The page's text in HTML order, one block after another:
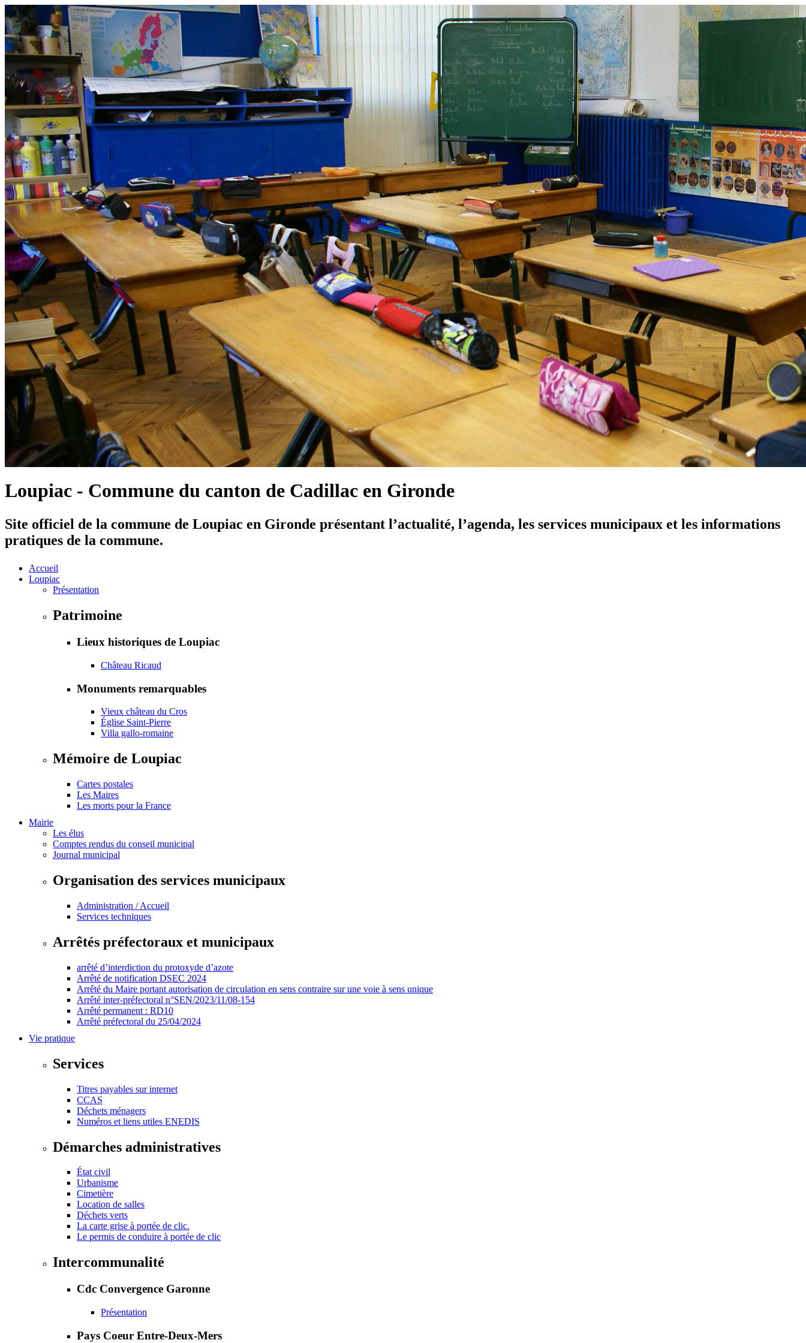
Loupiac - Commune du canton de Cadillac en Gironde
Site officiel de la commune de Loupiac en Gironde présentant l’actualité, l’agenda, les services municipaux et les informations
pratiques de la commune.
Accueil
Loupiac
Présentation
Patrimoine
Lieux historiques de Loupiac
Château Ricaud
Monuments remarquables
Vieux château du Cros
Église Saint-Pierre
Villa gallo-romaine
Mémoire de Loupiac
Cartes postales
Les Maires
Les morts pour la France
Mairie
Les élus
Comptes rendus du conseil municipal
Journal municipal
Organisation des services municipaux
Administration / Accueil
Services techniques
Arrêtés préfectoraux et municipaux
arrêté d’interdiction du protoxyde d’azote
Arrêté de notification DSEC 2024
Arrêté du Maire portant autorisation de circulation en sens contraire sur une voie à sens unique
Arrêté inter-préfectoral n°SEN/2023/11/08-154
Arrêté permanent : RD10
Arrêté préfectoral du 25/04/2024
Vie pratique
Services
Titres payables sur internet
CCAS
Déchets ménagers
Numéros et liens utiles ENEDIS
Démarches administratives
État civil
Urbanisme
Cimetière
Location de salles
Déchets verts
La carte grise à portée de clic.
Le permis de conduire à portée de clic
Intercommunalité
Cdc Convergence Garonne
Présentation
Pays Coeur Entre-Deux-Mers